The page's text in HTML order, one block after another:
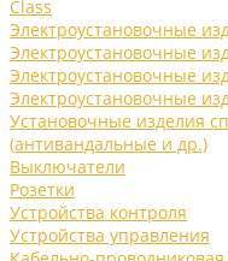
Class
Электроустановочные
Электроустановочные
Электроустановочные
Электроустановочные
Установочные изделия
(антивандальные и др.)
Выключатели
Розетки
Устройства контроля
Устройства управления